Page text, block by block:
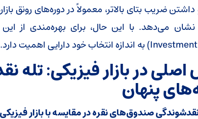
ضریب بتای بالاتر، معمولاً در دوره‌های رونق
نشان می‌دهد. با این حال، برای بهره‌مندی از این
در بازار فیزیکی: تله
پنهان